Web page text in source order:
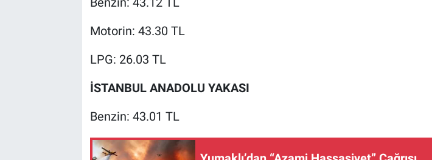
Motorin: 43.30 TL
LPG: 26.03 TL
İSTANBUL ANADOLU YAKASI
Benzin: 43.01 TL